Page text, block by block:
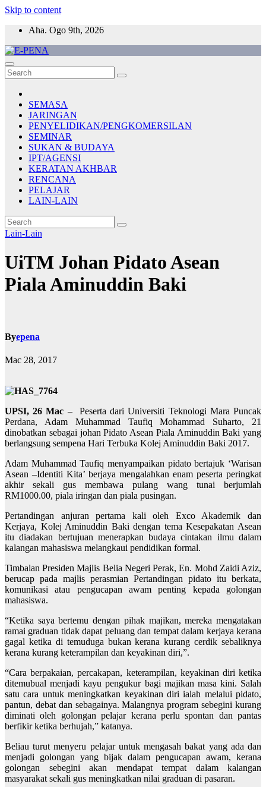
Skip to content
Aha. Ogo 9th, 2026
E-PENA
Berita Digital Terkini
SEMASA
JARINGAN
PENYELIDIKAN/PENGKOMERSILAN
SEMINAR
SUKAN & BUDAYA
IPT/AGENSI
KERATAN AKHBAR
RENCANA
PELAJAR
LAIN-LAIN
Lain-Lain
UiTM Johan Pidato Asean
Piala Aminuddin Baki
Byepena
Mac 28, 2017
UPSI, 26 Mac – Peserta dari Universiti Teknologi Mara Puncak
Perdana, Adam Muhammad Taufiq Mohammad Suharto, 21
dinobatkan sebagai johan Pidato Asean Piala Aminuddin Baki yang
berlangsung sempena Hari Terbuka Kolej Aminuddin Baki 2017.
Adam Muhammad Taufiq menyampaikan pidato bertajuk ‘Warisan
Asean –Identiti Kita’ berjaya mengalahkan enam peserta peringkat
akhir sekali gus membawa pulang wang tunai berjumlah
RM1000.00, piala iringan dan piala pusingan.
Pertandingan anjuran pertama kali oleh Exco Akademik dan
Kerjaya, Kolej Aminuddin Baki dengan tema Kesepakatan Asean
itu diadakan bertujuan menerapkan budaya cintakan ilmu dalam
kalangan mahasiswa melangkaui pendidikan formal.
Timbalan Presiden Majlis Belia Negeri Perak, En. Mohd Zaidi Aziz,
berucap pada majlis perasmian Pertandingan pidato itu berkata,
komunikasi atau pengucapan awam penting kepada golongan
mahasiswa.
“Ketika saya bertemu dengan pihak majikan, mereka mengatakan
ramai graduan tidak dapat peluang dan tempat dalam kerjaya kerana
gagal ketika di temuduga bukan kerana kurang cerdik sebaliknya
kerana kurang keterampilan dan keyakinan diri,”.
“Cara berpakaian, percakapan, keterampilan, keyakinan diri ketika
ditemubual menjadi kayu pengukur bagi majikan masa kini. Salah
satu cara untuk meningkatkan keyakinan diri ialah melalui pidato,
pantun, debat dan sebagainya. Malangnya program sebegini kurang
diminati oleh golongan pelajar kerana perlu spontan dan pantas
berfikir ketika berhujah,” katanya.
Beliau turut menyeru pelajar untuk mengasah bakat yang ada dan
menjadi golongan yang bijak dalam pengucapan awam, kerana
golongan sebegini akan mendapat tempat dalam kalangan
masyarakat sekali gus meningkatkan nilai graduan di pasaran.